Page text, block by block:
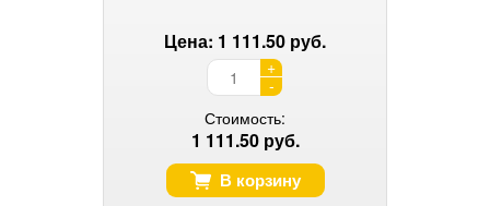
Цена: 1 111.50 руб.
+
-
Стоимость:
1 111.50 руб.
В корзину